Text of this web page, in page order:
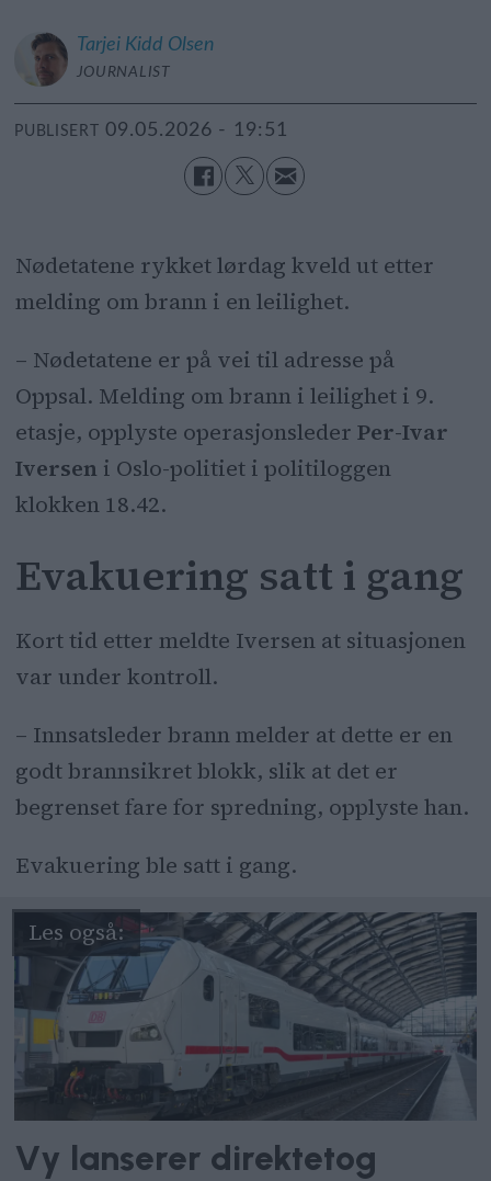
Tarjei Kidd Olsen
JOURNALIST
PUBLISERT 09.05.2026 - 19:51
Nødetatene rykket lørdag kveld ut etter
melding om brann i en leilighet.
– Nødetatene er på vei til adresse på
Oppsal. Melding om brann i leilighet i 9.
etasje, opplyste operasjonsleder Per-Ivar
Iversen i Oslo-politiet i politiloggen
klokken 18.42.
Evakuering satt i gang
Kort tid etter meldte Iversen at situasjonen
var under kontroll.
– Innsatsleder brann melder at dette er en
godt brannsikret blokk, slik at det er
begrenset fare for spredning, opplyste han.
Evakuering ble satt i gang.
Vy lanserer direktetog